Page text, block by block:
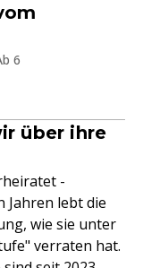
6
über ihre
-
Jahren lebt die
wie sie unter
verraten hat.